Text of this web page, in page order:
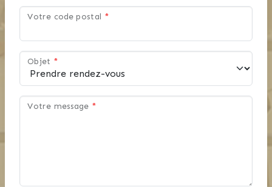
Votre code postal *
Objet *
Votre message *